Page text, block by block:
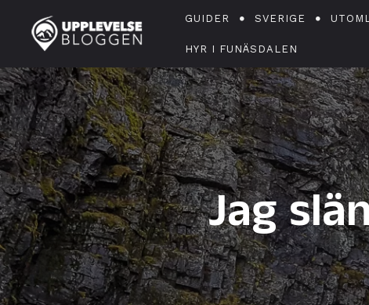
GUIDER SVERIGE
HYR I FUNÄSDALEN
Jag